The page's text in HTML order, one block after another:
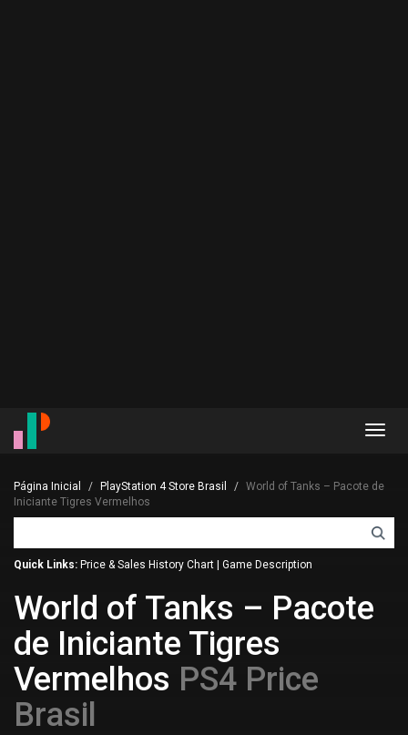
Página Inicial PlayStation 4 Store Brasil
World of Tanks – Pacote de
Iniciante Tigres Vermelhos
Quick Links: Price & Sales History Chart Game Description
World of Tanks – Pacote
de Iniciante Tigres
Vermelhos PS4 Price
Brasil